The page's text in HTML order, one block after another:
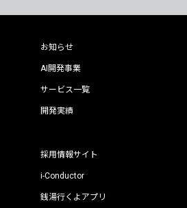
お知らせ
AI開発事業
サービス一覧
開発実績
採用情報サイト
i-Conductor
銭湯行くよアプリ